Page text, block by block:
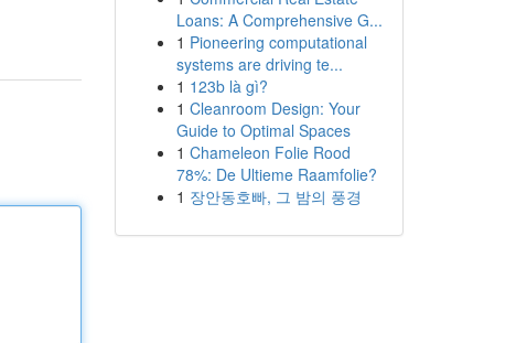
Loans: A Comprehensive G...
1 Pioneering computational
systems are driving te...
1 123b là gì?
1 Cleanroom Design: Your
Guide to Optimal Spaces
1 Chameleon Folie Rood
78%: De Ultieme Raamfolie?
1 장안동호빠, 그 밤의 풍경